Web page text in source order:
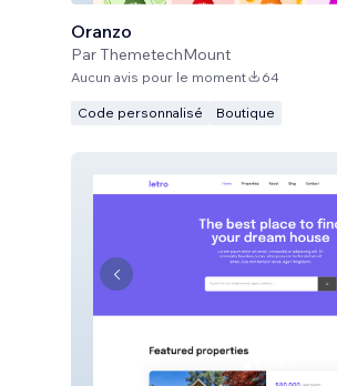
Oranzo
ParThemetechMount
Aucun avis pour le moment 64
Code personnalisé Boutique